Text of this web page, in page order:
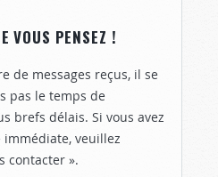
VOUS PENSEZ !
de messages reçus, il se
pas le temps de
brefs délais. Si vous avez
immédiate, veuillez
contacter ».